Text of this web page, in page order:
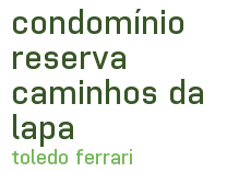
condomínio
reserva
caminhos da
lapa
toledo ferrari